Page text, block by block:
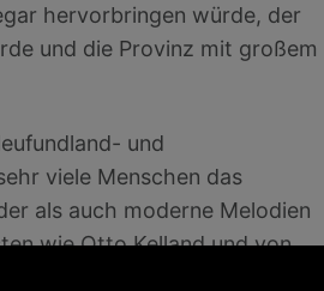
hervorbringen würde, der
und die Provinz mit großem
und
viele Menschen das
als auch moderne Melodien
wie Otto Kelland und von
erste eines einheimischen